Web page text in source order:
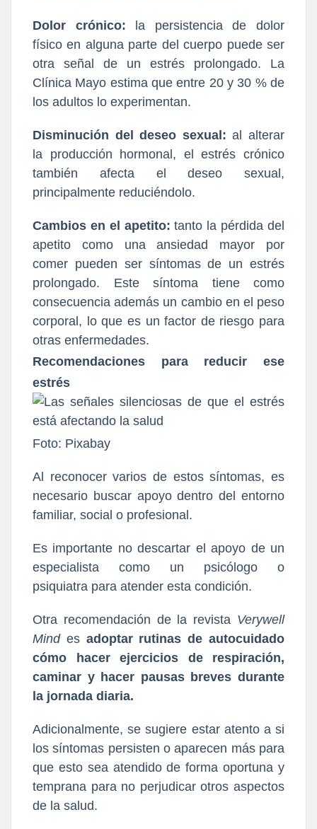
Dolor crónico:
la persistencia de dolor
físico en alguna parte del cuerpo puede ser
otra señal de un estrés prolongado. La
Clínica Mayo estima que entre 20 y 30 % de
los adultos lo experimentan.
Disminución del deseo sexual: al alterar
la producción hormonal, el estrés crónico
también afecta el deseo sexual,
principalmente reduciéndolo.
Cambios en el apetito: tanto la pérdida del
apetito como una ansiedad mayor por
comer pueden ser síntomas de un estrés
prolongado. Este síntoma tiene como
consecuencia además un cambio en el peso
corporal, lo que es un factor de riesgo para
otras enfermedades.
Recomendaciones para reducir ese
estrés
Foto: Pixabay
Al reconocer varios de estos síntomas, es
necesario buscar apoyo dentro del entorno
familiar, social o profesional.
Es importante no descartar el apoyo de un
especialista como un psicólogo o
psiquiatra para atender esta condición.
Otra recomendación de la revista Verywell
Mind es adoptar rutinas de autocuidado
cómo hacer ejercicios de respiración,
caminar y hacer pausas breves durante
la jornada diaria.
Adicionalmente, se sugiere estar atento a si
los síntomas persisten o aparecen más para
que esto sea atendido de forma oportuna y
temprana para no perjudicar otros aspectos
de la salud.